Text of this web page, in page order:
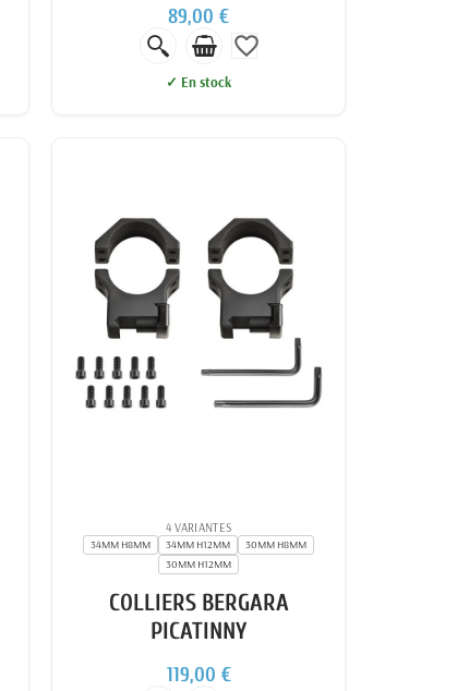
89,00 €
favorite_border
✓ En stock
4 VARIANTES
34MM H8MM 34MM H12MM
30MM H8MM
30MM H12MM
COLLIERS BERGARA
PICATINNY
119,00 €